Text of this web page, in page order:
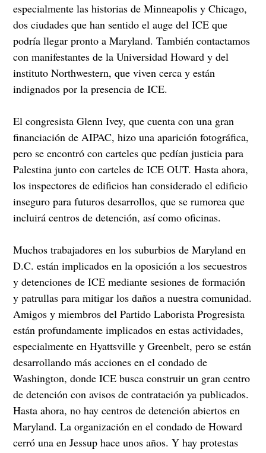
especialmente las historias de Minneapolis y Chicago,
dos ciudades que han sentido el auge del ICE que
podría llegar pronto a Maryland. También contactamos
con manifestantes de la Universidad Howard y del
instituto Northwestern, que viven cerca y están
indignados por la presencia de ICE.
El congresista Glenn Ivey, que cuenta con una gran
financiación de AIPAC, hizo una aparición fotográfica,
pero se encontró con carteles que pedían justicia para
Palestina junto con carteles de ICE OUT. Hasta ahora,
los inspectores de edificios han considerado el edificio
inseguro para futuros desarrollos, que se rumorea que
incluirá centros de detención, así como oficinas.
Muchos trabajadores en los suburbios de Maryland en
D.C. están implicados en la oposición a los secuestros
y detenciones de ICE mediante sesiones de formación
y patrullas para mitigar los daños a nuestra comunidad.
Amigos y miembros del Partido Laborista Progresista
están profundamente implicados en estas actividades,
especialmente en Hyattsville y Greenbelt, pero se están
desarrollando más acciones en el condado de
Washington, donde ICE busca construir un gran centro
de detención con avisos de contratación ya publicados.
Hasta ahora, no hay centros de detención abiertos en
Maryland. La organización en el condado de Howard
cerró una en Jessup hace unos años. Y hay protestas